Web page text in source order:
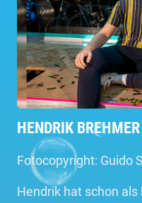
HENDRIK BREHMER
Fotocopyright: Guido
Hendrik hat schon